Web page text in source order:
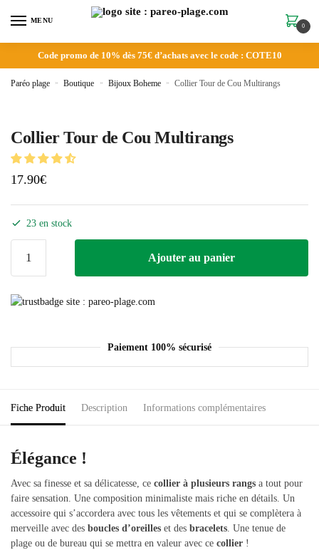
MENU
0
Code promo de 10% dès 75€ d’achats avec le code : COTE10
Paréo plage » Boutique » Bijoux Boheme » Collier Tour de Cou Multirangs
Collier Tour de Cou Multirangs
17.90€
23 en stock
Ajouter au panier
Paiement 100% sécurisé
Fiche Produit Description Informations complémentaires
Élégance !
Avec sa finesse et sa délicatesse, ce collier à plusieurs rangs a tout pour
faire sensation. Une composition minimaliste mais riche en détails. Un
accessoire qui s’accordera avec tous les vêtements et qui se complètera à
merveille avec des boucles d’oreilles et des bracelets. Une tenue de
plage ou de bureau qui se mettra en valeur avec ce collier !